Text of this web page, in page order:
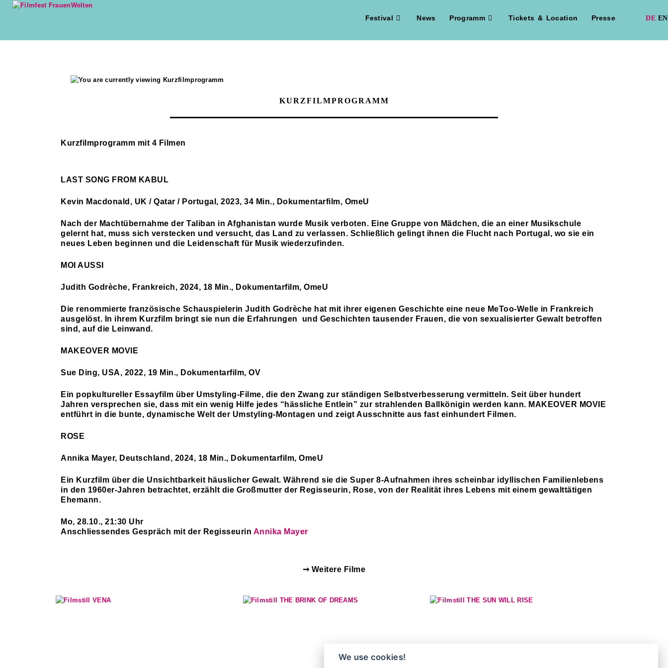
Festival News Programm Tickets & Location Presse
KURZFILMPROGRAMM
Kurzfilmprogramm mit 4 Filmen
LAST SONG FROM KABUL
Kevin Macdonald, UK / Qatar / Portugal, 2023, 34 Min., Dokumentarfilm, OmeU
Nach der Machtübernahme der Taliban in Afghanistan wurde Musik verboten. Eine Gruppe von Mädchen, die an einer Musikschule
gelernt hat, muss sich verstecken und versucht, das Land zu verlassen. Schließlich gelingt ihnen die Flucht nach Portugal, wo sie ein
neues Leben beginnen und die Leidenschaft für Musik wiederzufinden.
MOI AUSSI
Judith Godrèche, Frankreich, 2024, 18 Min., Dokumentarfilm, OmeU
Die renommierte französische Schauspielerin Judith Godrèche hat mit ihrer eigenen Geschichte eine neue MeToo-Welle in Frankreich
ausgelöst. In ihrem Kurzfilm bringt sie nun die Erfahrungen und Geschichten tausender Frauen, die von sexualisierter Gewalt betroffen
sind, auf die Leinwand.
MAKEOVER MOVIE
Sue Ding, USA, 2022, 19 Min., Dokumentarfilm, OV
Ein popkultureller Essayfilm über Umstyling-Filme, die den Zwang zur ständigen Selbstverbesserung vermitteln. Seit über hundert
Jahren versprechen sie, dass mit ein wenig Hilfe jedes “hässliche Entlein” zur strahlenden Ballkönigin werden kann. MAKEOVER MOVIE
entführt in die bunte, dynamische Welt der Umstyling-Montagen und zeigt Ausschnitte aus fast einhundert Filmen.
ROSE
Annika Mayer, Deutschland, 2024, 18 Min., Dokumentarfilm, OmeU
Ein Kurzfilm über die Unsichtbarkeit häuslicher Gewalt. Während sie die Super 8-Aufnahmen ihres scheinbar idyllischen Familienlebens
in den 1960er-Jahren betrachtet, erzählt die Großmutter der Regisseurin, Rose, von der Realität ihres Lebens mit einem gewalttätigen
Ehemann.
Mo, 28.10., 21:30 Uhr
Anschliessendes Gespräch mit der Regisseurin Annika Mayer
➞ Weitere Filme
We use cookies!